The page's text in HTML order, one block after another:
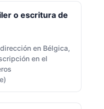
o escritura de
en Bélgica,
en el